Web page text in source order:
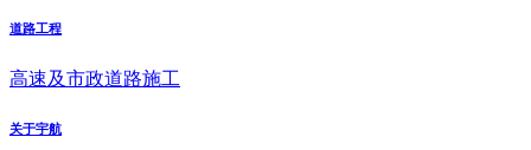
道路工程
高速及市政道路施工
关于宇航